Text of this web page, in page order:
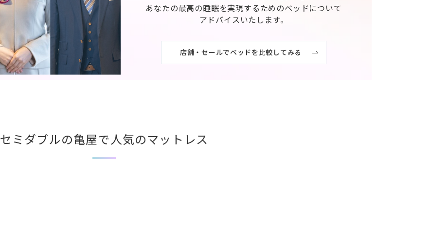
あなたの最高の睡眠を実現するためのベッドについて
アドバイスいたします。
店舗・セールでベッドを比較してみる
セミダブルの亀屋で人気のマットレス